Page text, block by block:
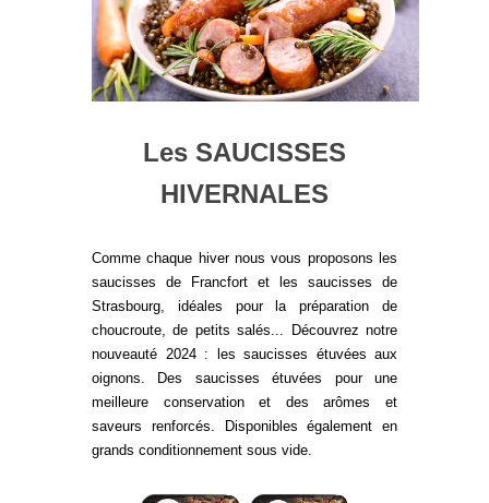
Les SAUCISSES
HIVERNALES
Comme chaque hiver nous vous proposons les
saucisses de Francfort et les saucisses de
Strasbourg, idéales pour la préparation de
choucroute, de petits salés... Découvrez notre
nouveauté 2024 : les saucisses étuvées aux
oignons. Des saucisses étuvées pour une
meilleure conservation et des arômes et
saveurs renforcés. Disponibles également en
grands conditionnement sous vide.